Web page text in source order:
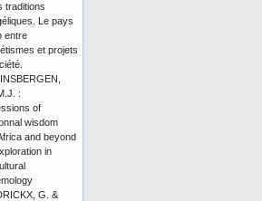
traditions
Le pays
entre
et projets
:
of
wisdom
and beyond
in
G. &